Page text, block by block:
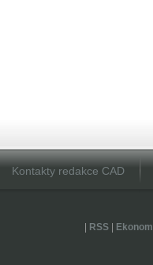
Kontakty redakce CAD
RSS|